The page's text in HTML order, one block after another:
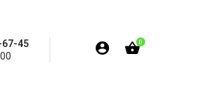
67-45
0